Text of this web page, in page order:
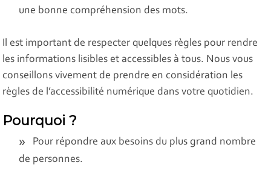
une bonne compréhension des mots.
Il est important de respecter quelques règles pour rendre
les informations lisibles et accessibles à tous. Nous vous
conseillons vivement de prendre en considération les
règles de l’accessibilité numérique dans votre quotidien.
Pourquoi ?
Pour répondre aux besoins du plus grand nombre
de personnes.